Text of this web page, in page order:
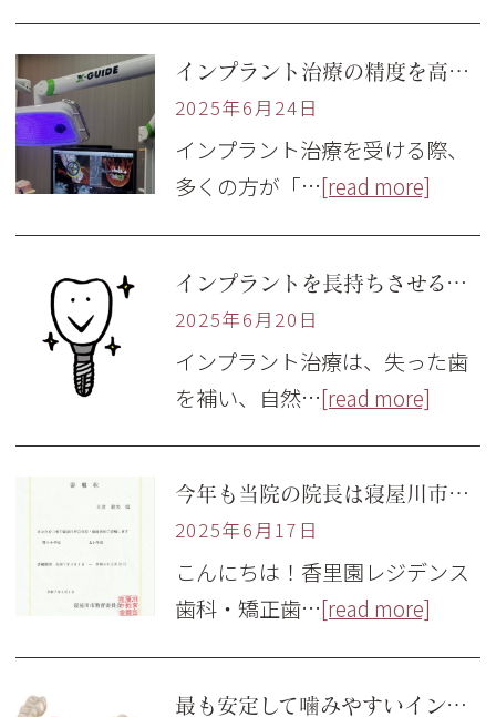
インプラント治療の精度を高める「Xガイド」
2025年6月24日
インプラント治療を受ける際、
多くの方が「…[read more]
インプラントを長持ちさせるために大切な2つのケア
2025年6月20日
インプラント治療は、失った歯
を補い、自然…[read more]
今年も当院の院長は寝屋川市の学校歯科医🦷
2025年6月17日
こんにちは！香里園レジデンス
歯科・矯正歯…[read more]
最も安定して噛みやすいインプラント入れ歯、All-on-4（オール・オン・フォー）